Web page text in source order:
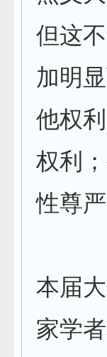
但这
加明
他权
权利
性尊
本届
家学